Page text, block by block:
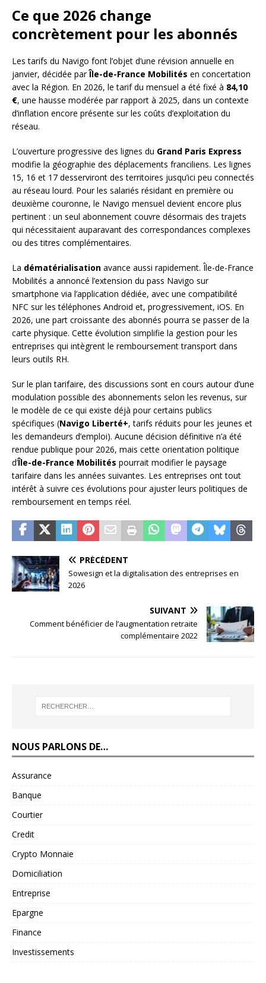
Ce que 2026 change
concrètement pour les abonnés
Les tarifs du Navigo font l’objet d’une révision annuelle en
janvier, décidée parÎle-de-France Mobilités en concertation
avec la Région. En 2026, le tarif du mensuel a été fixé à 84,10
€, une hausse modérée par rapport à 2025, dans un contexte
d’inflation encore présente sur les coûts d’exploitation du
réseau.
L’ouverture progressive des lignes du Grand Paris Express
modifie la géographie des déplacements franciliens. Les lignes
15, 16 et 17 desserviront des territoires jusqu’ici peu connectés
au réseau lourd. Pour les salariés résidant en première ou
deuxième couronne, le Navigo mensuel devient encore plus
pertinent : un seul abonnement couvre désormais des trajets
qui nécessitaient auparavant des correspondances complexes
ou des titres complémentaires.
La dématérialisation avance aussi rapidement. Île-de-France
Mobilités a annoncé l’extension du pass Navigo sur
smartphone via l’application dédiée, avec une compatibilité
NFC sur les téléphones Android et, progressivement, iOS. En
2026, une part croissante des abonnés pourra se passer de la
carte physique. Cette évolution simplifie la gestion pour les
entreprises qui intègrent le remboursement transport dans
leurs outils RH.
Sur le plan tarifaire, des discussions sont en cours autour d’une
modulation possible des abonnements selon les revenus, sur
le modèle de ce qui existe déjà pour certains publics
spécifiques (Navigo Liberté+, tarifs réduits pour les jeunes et
les demandeurs d’emploi). Aucune décision définitive n’a été
rendue publique pour 2026, mais cette orientation politique
d’Île-de-France Mobilités pourrait modifier le paysage
tarifaire dans les années suivantes. Les entreprises ont tout
intérêt à suivre ces évolutions pour ajuster leurs politiques de
remboursement en temps réel.
PRÉCÉDENT
Sowesign et la digitalisation des entreprises en
2026
SUIVANT
Comment bénéficier de l’augmentation retraite
complémentaire 2022
NOUS PARLONS DE…
Assurance
Banque
Courtier
Credit
Crypto Monnaie
Domiciliation
Entreprise
Epargne
Finance
Investissements